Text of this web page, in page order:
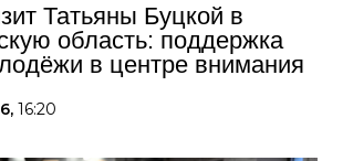
Татьяны Буцкой в
область: поддержка
в центре внимания
16:20